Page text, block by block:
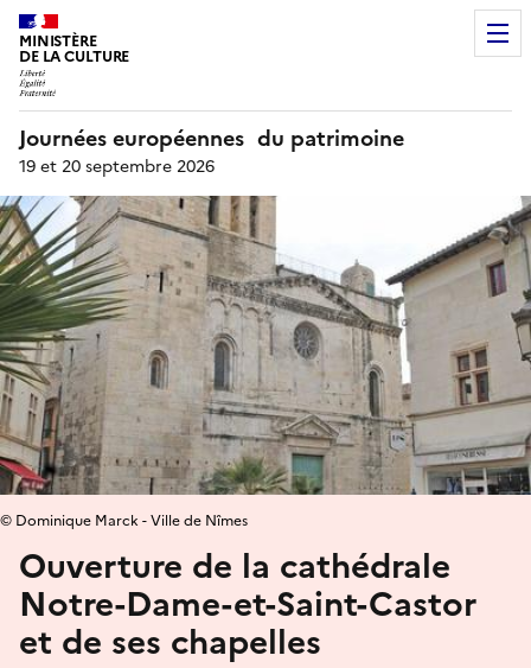
MINISTÈRE
DE LA CULTURE
Journées européennes du patrimoine
19 et 20 septembre 2026
Ouverture de la cathédrale
Notre-Dame-et-Saint-Castor
et de ses chapelles
© Dominique Marck - Ville de Nîmes